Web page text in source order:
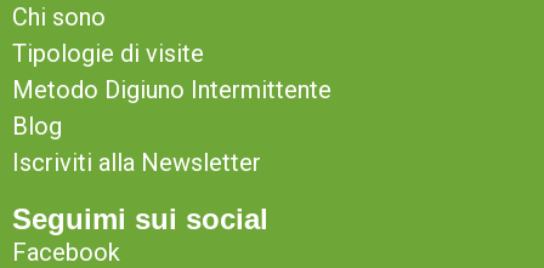
Chi sono
Tipologie di visite
Metodo Digiuno Intermittente
Blog
Iscriviti alla Newsletter
Seguimi sui social
Facebook